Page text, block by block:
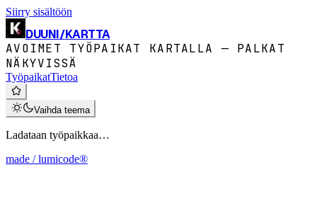
Siirry sisältöön
DUUNI/KARTTA
AVOIMET TYÖPAIKAT KARTALLA — PALKAT
NÄKYVISSÄ
TyöpaikatTietoa
Vaihda teema
Ladataan työpaikkaa…
made / lumicode®